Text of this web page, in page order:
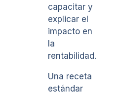
capacitar y
explicar el
impacto en
la
rentabilidad.
Una receta
estándar